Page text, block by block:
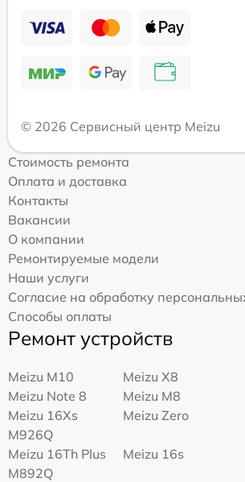
© 2026 Сервисный центр Meizu
Стоимость ремонта
Оплата и доставка
Контакты
Вакансии
О компании
Ремонтируемые модели
Наши услуги
Согласие на обработку
Способы оплаты
Ремонт устройств
Meizu M10
Meizu X8
Meizu Note 8
Meizu M8
Meizu 16Xs
M926Q
Meizu Zero
Meizu 16Th Plus
M892Q
Meizu 16s